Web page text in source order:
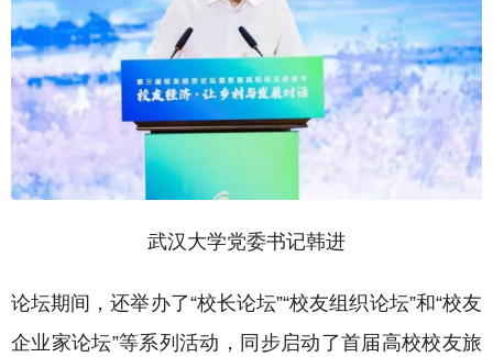
武汉大学党委书记韩进
论坛期间，还举办了“校长论坛”“校友组织论坛”和“校友
企业家论坛”等系列活动，同步启动了首届高校校友旅